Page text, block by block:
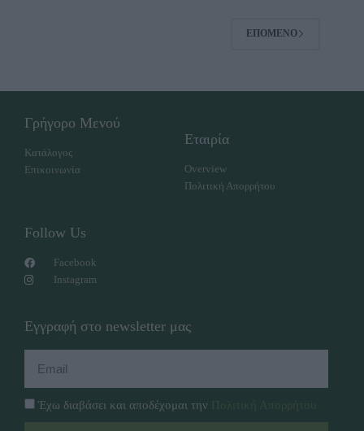
ΕΠΌΜΕΝΟ
Γρήγορο Μενού
Κατάλογος
Επικοινωνία
Εταιρία
Overview
Πολιτική Απορρήτου
Follow Us
Facebook
Instagram
Εγγραφή στο newsletter μας
Έχω διαβάσει και αποδέχομαι την